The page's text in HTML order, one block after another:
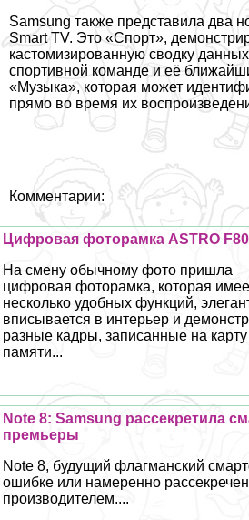
Samsung также представила два
Smart TV. Это «Спорт»,
кастомизированную сводку
спортивной комaнде и её
«Музыка», которая может
прямо во время их
Комментарии:
Цифровая фоторамка ASTRO
На смену обычному фото пришла
цифровая фоторамка, которая
несколько удобных функций,
вписывается в интерьер и
разные кадры, записанные на карту
памяти...
Note 8: Samsung рассекретила
премьеры
Note 8, будущий флагманский
ошибке или намеренно
производителем....